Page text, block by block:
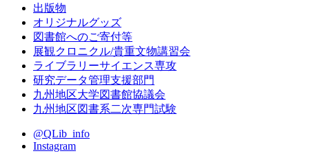
出版物
オリジナルグッズ
図書館へのご寄付等
展観クロニクル/貴重文物講習会
ライブラリーサイエンス専攻
研究データ管理支援部門
九州地区大学図書館協議会
九州地区図書系二次専門試験
@QLib_info
Instagram